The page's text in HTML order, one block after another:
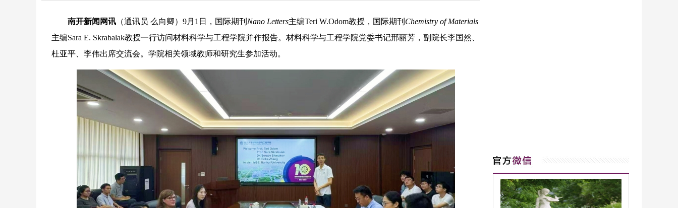
南开新闻网讯 （通讯员 么向卿）9月1日，国际期刊 Nano Letters主编Teri W.Odom教授，国际期刊 Chemistry of Materials
主编Sara E. Skrabalak教授一行访问材料科学与工程学院并作报告。材料科学与工程学院党委书记邢丽芳，副院长李国然、
杜亚平、 李伟出席交流会。学院相关领域教师和研究生参加活动。